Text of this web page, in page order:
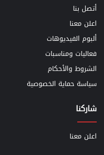
أتصل بنا
اعلن معنا
ألبوم الفيديوهات
فعاليات ومناسبات
الشروط والأحكام
سياسة حماية الخصوصية
شاركنا
اعلن معنا